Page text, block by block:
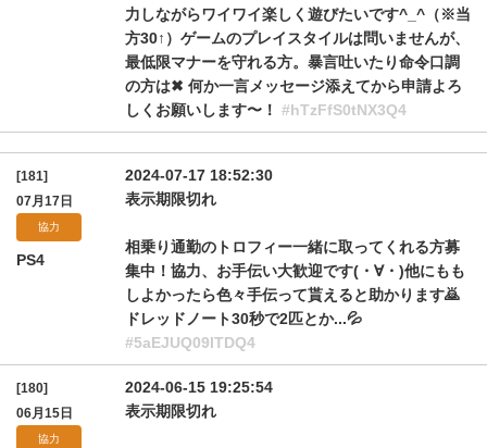
力しながらワイワイ楽しく遊びたいです^_^（※当
方30↑）ゲームのプレイスタイルは問いませんが、
最低限マナーを守れる方。暴言吐いたり命令口調
の方は✖︎ 何か一言メッセージ添えてから申請よろ
しくお願いします〜！ #hTzFfS0tNX3Q4
[181]
07月17日
協力
PS4
2024-07-17 18:52:30
表示期限切れ
相乗り通勤のトロフィー一緒に取ってくれる方募
集中！協力、お手伝い大歓迎です(⁠・⁠∀⁠・⁠)他にもも
しよかったら色々手伝って貰えると助かります🙇
ドレッドノート30秒で2匹とか...💦
#5aEJUQ09ITDQ4
[180]
06月15日
協力
2024-06-15 19:25:54
表示期限切れ